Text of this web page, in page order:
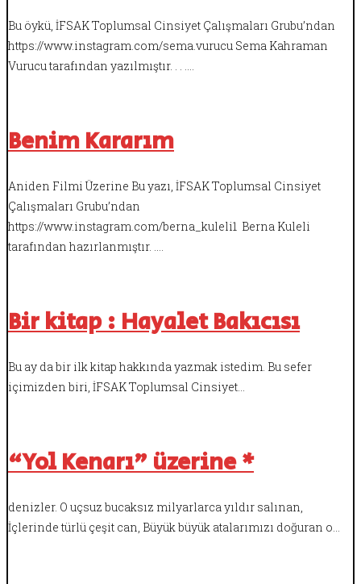
Bu öykü, İFSAK Toplumsal Cinsiyet Çalışmaları Grubu’ndan
https://www.instagram.com/sema.vurucu Sema Kahraman
Vurucu tarafından yazılmıştır. . . .…
Benim Kararım
Aniden Filmi Üzerine Bu yazı, İFSAK Toplumsal Cinsiyet
Çalışmaları Grubu’ndan
https://www.instagram.com/berna_kuleli1 Berna Kuleli
tarafından hazırlanmıştır. .…
Bir kitap : Hayalet Bakıcısı
Bu ay da bir ilk kitap hakkında yazmak istedim. Bu sefer
içimizden biri, İFSAK Toplumsal Cinsiyet…
“Yol Kenarı” üzerine *
denizler. O uçsuz bucaksız milyarlarca yıldır salınan,
İçlerinde türlü çeşit can, Büyük büyük atalarımızı doğuran o…